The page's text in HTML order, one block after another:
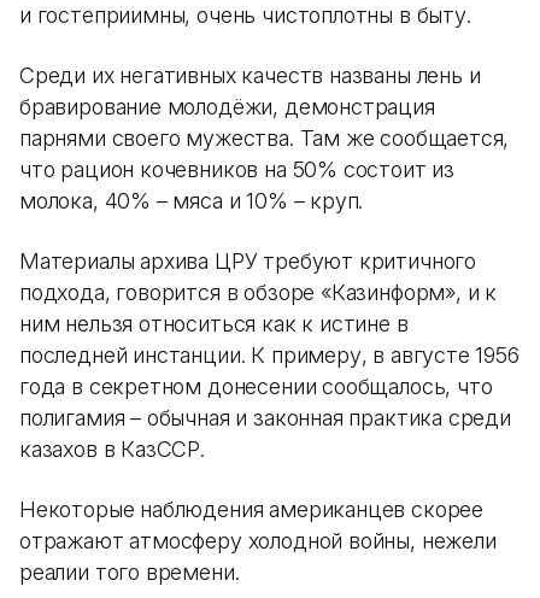
и гостеприимны, очень чистоплотны в быту.
Среди их негативных качеств названы лень и
бравирование молодёжи, демонстрация
парнями своего мужества. Там же сообщается,
что рацион кочевников на 50% состоит из
молока, 40% – мяса и 10% – круп.
Материалы архива ЦРУ требуют критичного
подхода, говорится в обзоре «Казинформ», и к
ним нельзя относиться как к истине в
последней инстанции. К примеру, в августе 1956
года в секретном донесении сообщалось, что
полигамия – обычная и законная практика среди
казахов в КазССР.
Некоторые наблюдения американцев скорее
отражают атмосферу холодной войны, нежели
реалии того времени.